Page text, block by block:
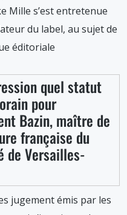
Mille s’est entretenue
du label, au sujet de
éditoriale
quel statut
pour
Bazin, maître de
française du
de Versailles-
jugement émis par les